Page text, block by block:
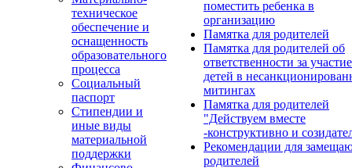
техническое
обеспечение и
оснащенность
образовательного
процесса
Социальный
паспорт
Стипендии и
иные виды
материальной
поддержки
поместить ребенка в
организацию
Памятка для родителей
Памятка для родителей об
ответственности за участие
детей в
митингах
Памятка для родителей
"Действуем вместе
-конструктивно и
Рекомендации для
родителей